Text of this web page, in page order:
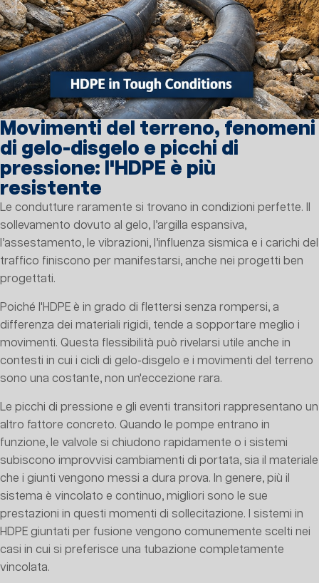
Movimenti del terreno, fenomeni
di gelo-disgelo e picchi di
pressione: l'HDPE è più
resistente
Le condutture raramente si trovano in condizioni perfette. Il
sollevamento dovuto al gelo, l’argilla espansiva,
l’assestamento, le vibrazioni, l’influenza sismica e i carichi del
traffico finiscono per manifestarsi, anche nei progetti ben
progettati.
Poiché l'HDPE è in grado di flettersi senza rompersi, a
differenza dei materiali rigidi, tende a sopportare meglio i
movimenti. Questa flessibilità può rivelarsi utile anche in
contesti in cui i cicli di gelo-disgelo e i movimenti del terreno
sono una costante, non un'eccezione rara.
Le picchi di pressione e gli eventi transitori rappresentano un
altro fattore concreto. Quando le pompe entrano in
funzione, le valvole si chiudono rapidamente o i sistemi
subiscono improvvisi cambiamenti di portata, sia il materiale
che i giunti vengono messi a dura prova. In genere, più il
sistema è vincolato e continuo, migliori sono le sue
prestazioni in questi momenti di sollecitazione. I sistemi in
HDPE giuntati per fusione vengono comunemente scelti nei
casi in cui si preferisce una tubazione completamente
vincolata.